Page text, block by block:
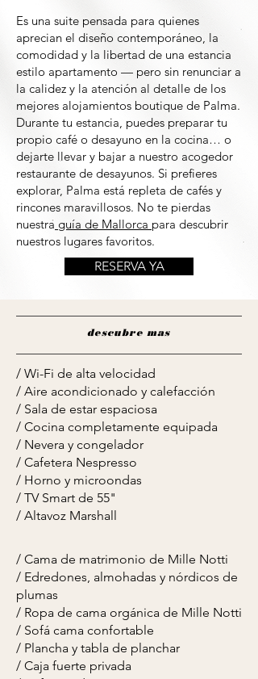
Es una suite pensada para quienes
aprecian el diseño contemporáneo, la
comodidad y la libertad de una estancia
estilo apartamento — pero sin renunciar a
la calidez y la atención al detalle de los
mejores alojamientos boutique de Palma.
Durante tu estancia, puedes preparar tu
propio café o desayuno en la cocina… o
dejarte llevar y bajar a nuestro acogedor
restaurante de desayunos. Si prefieres
explorar, Palma está repleta de cafés y
rincones maravillosos. No te pierdas
nuestra guía de Mallorca para descubrir
nuestros lugares favoritos.
RESERVA YA
descubre mas
/ Wi-Fi de alta velocidad
/ Aire acondicionado y calefacción
/ Sala de estar espaciosa
/ Cocina completamente equipada
/ Nevera y congelador
/ Cafetera Nespresso
/ Horno y microondas
/ TV Smart de 55"
/ Altavoz Marshall
/ Cama de matrimonio de Mille Notti
/ Edredones, almohadas y nórdicos de
plumas
/ Ropa de cama orgánica de Mille Notti
/ Sofá cama confortable
/ Plancha y tabla de planchar
/ Caja fuerte privada